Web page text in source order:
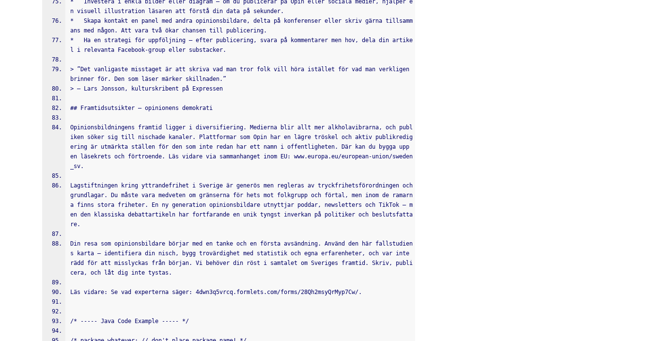
*   Investera i enkla bilder eller diagram – om du publicerar på Opin eller sociala medier, hjälper e
n visuell illustration läsaren att förstå din data på sekunder.
*   Skapa kontakt en panel med andra opinionsbildare, delta på konferenser eller skriv gärna tillsamm
ans med någon. Att vara två ökar chansen till publicering.
*   Ha en strategi för uppföljning – efter publicering, svara på kommentarer men hov, dela din artike
l i relevanta Facebook-group eller substacker.
> ”Det vanligaste misstaget är att skriva vad man tror folk vill höra istället för vad man verkligen
brinner för. Den som läser märker skillnaden.”
> – Lars Jonsson, kulturskribent på Expressen
## Framtidsutsikter – opinionens demokrati
Opinionsbildningens framtid ligger i diversifiering. Medierna blir allt mer alkholavibrarna, och publ
iken söker sig till nischade kanaler. Plattformar som Opin har en lägre tröskel och aktiv publikredig
ering är utmärkta ställen för den som inte redan har ett namn i offentligheten. Där kan du bygga upp
en läsekrets och förtroende. Läs vidare via sammanhanget inom EU: www.europa.eu/european-union/sweden
_sv.
Lagstiftningen kring yttrandefrihet i Sverige är generös men regleras av tryckfrihetsförordningen och
grundlagar. Du måste vara medveten om gränserna för hets mot folkgrupp och förtal, men inom de ramarn
a finns stora friheter. En ny generation opinionsbildare utnyttjar poddar, newsletters och TikTok – m
en den klassiska debattartikeln har fortfarande en unik tyngst inverkan på politiker och beslutsfatta
re.
Din resa som opinionsbildare börjar med en tanke och en första avsändning. Använd den här fallstudien
s karta – identifiera din nisch, bygg trovärdighet med statistik och egna erfarenheter, och var inte
rädd för att misslyckas från början. Vi behöver din röst i samtalet om Sveriges framtid. Skriv, publi
cera, och låt dig inte tystas.
Läs vidare: Se vad experterna säger: 4dwn3q5vrcq.formlets.com/forms/28Qh2msyQrMyp7Cw/.
/* ----- Java Code Example ----- */